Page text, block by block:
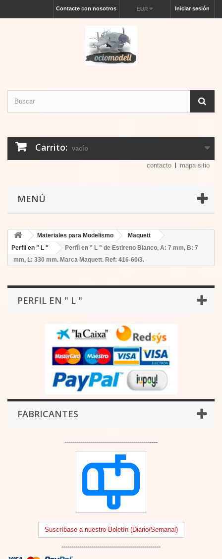
Iniciar sesión
EUR
Contacte con nosotros
Carrito: vacío
contacto mapa sitio
MENÚ
Materiales para Modelismo
Maquett
Perfil en " L "
Perfíl en " L " de Estireno Blanco, A: 7 mm, B: 7
mm, L: 330 mm. Marca Maquett. Ref: 416-60/3.
PERFIL EN " L "
FABRICANTES
-----------------------------------------------
Suscríbase a nuestro Boletín (Diario/Semanal)
--------------------------------------------------